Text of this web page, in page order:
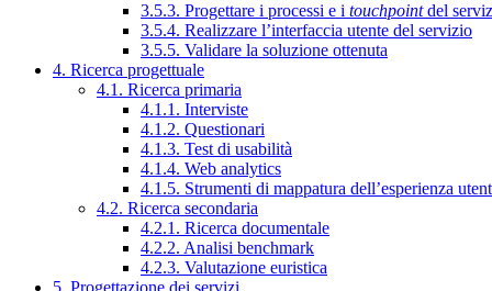
3.5.3. Progettare i processi e i touchpointdel
3.5.4. Realizzare l’interfaccia utente del servizio
3.5.5. Validare la soluzione ottenuta
4. Ricerca progettuale
4.1. Ricerca primaria
4.1.1. Interviste
4.1.2. Questionari
4.1.3. Test di usabilità
4.1.4. Web analytics
4.1.5. Strumenti di mappatura dell’esperienza
4.2. Ricerca secondaria
4.2.1. Ricerca documentale
4.2.2. Analisi benchmark
4.2.3. Valutazione euristica
5. Progettazione dei servizi